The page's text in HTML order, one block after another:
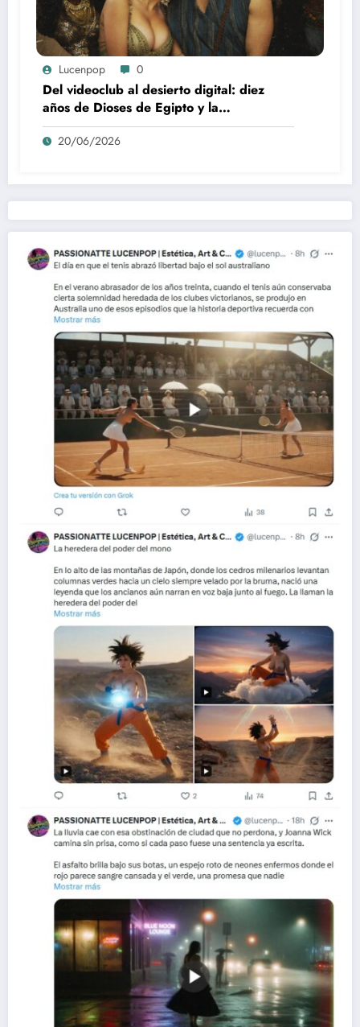
Lucenpop 0
Del videoclub al desierto digital: diez
años de Dioses de Egipto y la
desaparición del blockbuster sin
complejos
20/06/2026